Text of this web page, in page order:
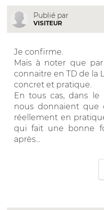
Publié par
VISITEUR
Je confirme.
Mais à noter que
connaitre en TD de la
concret et pratique.
En tous cas, dans le
nous donnaient que
réellement en
qui fait une bonne
après...